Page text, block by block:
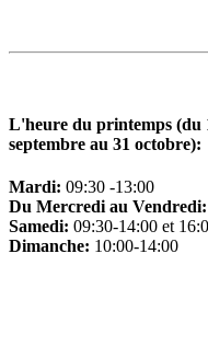
L'heure du printemps (du
septembre au 31 octobre):
Mardi: 09:30 -13:00
Du Mercredi au Vendredi:
Samedi: 09:30-14:00 et
Dimanche: 10:00-14:00